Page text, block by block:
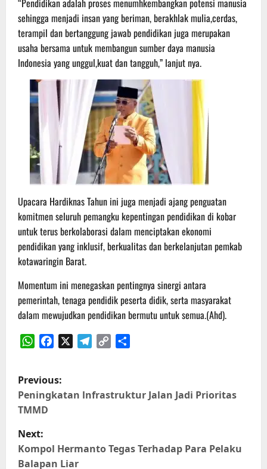
“Pendidikan adalah proses menumhkembangkan potensi manusia
sehingga menjadi insan yang beriman, berakhlak mulia,cerdas,
terampil dan bertanggung jawab pendidikan juga merupakan
usaha bersama untuk membangun sumber daya manusia
Indonesia yang unggul,kuat dan tangguh,” lanjut nya.
Upacara Hardiknas Tahun ini juga menjadi ajang penguatan
komitmen seluruh pemangku kepentingan pendidikan di kobar
untuk terus berkolaborasi dalam menciptakan ekonomi
pendidikan yang inklusif, berkualitas dan berkelanjutan pemkab
kotawaringin Barat.
Momentum ini menegaskan pentingnya sinergi antara
pemerintah, tenaga pendidik peserta didik, serta masyarakat
dalam mewujudkan pendidikan bermutu untuk semua.(Ahd).
P
o
s
t
Previous:
Peningkatan lnfrastruktur Jalan Jadi Prioritas
TMMD
Next:
Kompol Hermanto Tegas Terhadap Para Pelaku
Balapan Liar